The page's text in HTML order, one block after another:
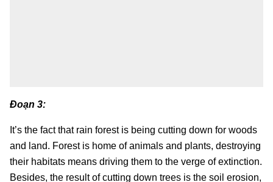
Đoạn 3:
It’s the fact that rain forest is being cutting down for woods
and land. Forest is home of animals and plants, destroying
their habitats means driving them to the verge of extinction.
Besides, the result of cutting down trees is the soil erosion,